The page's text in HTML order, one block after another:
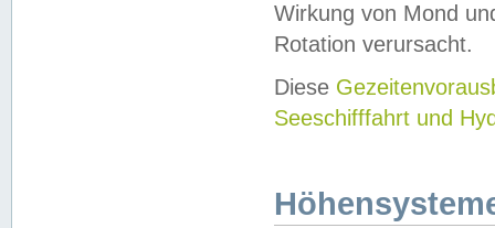
Wirkung von Mond
Rotation verursacht.
Diese
Seeschifffahrt und